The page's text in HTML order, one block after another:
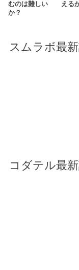
むのは難しい
か？
える
スムラボ最
コダテル最